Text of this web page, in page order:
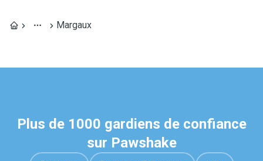
Margaux
Plus de 1000 gardiens de confiance
sur Pawshake